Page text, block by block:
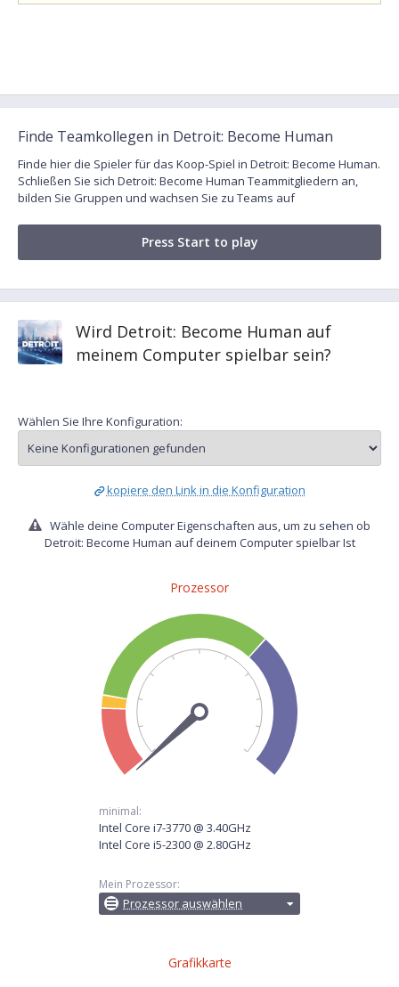
Finde Teamkollegen in Detroit: Become Human
Finde hier die Spieler für das Koop-Spiel in Detroit: Become Human.
Schließen Sie sich Detroit: Become Human Teammitgliedern an,
bilden Sie Gruppen und wachsen Sie zu Teams auf
Press Start to play
Wird Detroit: Become Human auf
meinem Computer spielbar sein?
Wählen Sie Ihre Konfiguration:
kopiere den Link in die Konfiguration
Wähle deine Computer Eigenschaften aus, um zu sehen ob
Detroit: Become Human auf deinem Computer spielbar Ist
Prozessor
minimal:
Intel Core i7-3770 @ 3.40GHz
Intel Core i5-2300 @ 2.80GHz
Mein Prozessor:
Prozessor auswählen
Grafikkarte